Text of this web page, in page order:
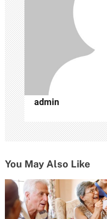
з
а
п
и
с
я
м
admin
You May Also Like